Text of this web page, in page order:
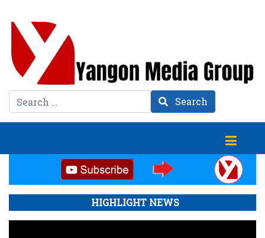
Search Search
HIGHLIGHT NEWS